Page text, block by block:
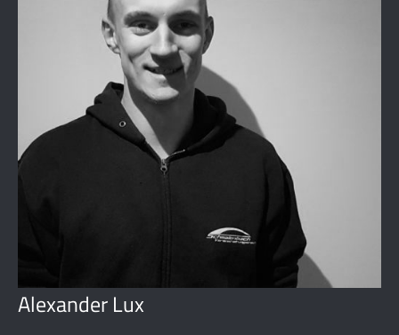
Alexander Lux